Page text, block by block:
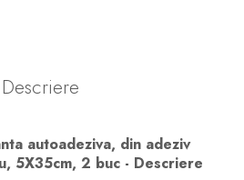
Descriere
autoadeziva, din adeziv
5X35cm, 2 buc - Descriere